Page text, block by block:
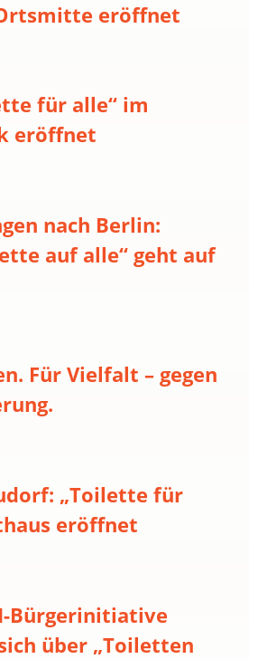
eröffnet
für alle“ im
eröffnet
nach Berlin:
auf alle“ geht auf
Für Vielfalt – gegen
„Toilette für
eröffnet
Bürgerinitiative
über „Toiletten